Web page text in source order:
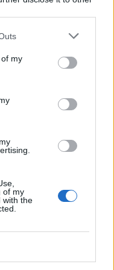
my
of my
with the
από
λιγότερο από
Ολυμπιακοί
Πεκίνο από 4-20
πρωτεύουσα της
τόσο τους
Αγώνες.